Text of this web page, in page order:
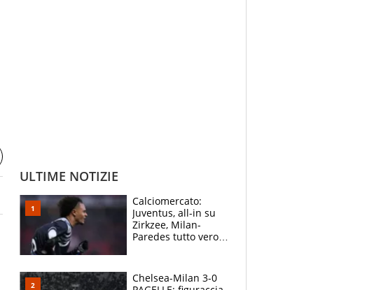
ULTIME NOTIZIE
Calciomercato:
Juventus, all-in su
Zirkzee, Milan-
Paredes tutto vero,
Chelsea-Milan 3-0